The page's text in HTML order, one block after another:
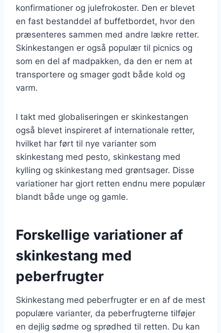
konfirmationer og julefrokoster. Den er blevet
en fast bestanddel af buffetbordet, hvor den
præsenteres sammen med andre lækre retter.
Skinkestangen er også populær til picnics og
som en del af madpakken, da den er nem at
transportere og smager godt både kold og
varm.
I takt med globaliseringen er skinkestangen
også blevet inspireret af internationale retter,
hvilket har ført til nye varianter som
skinkestang med pesto, skinkestang med
kylling og skinkestang med grøntsager. Disse
variationer har gjort retten endnu mere populær
blandt både unge og gamle.
Forskellige variationer af
skinkestang med
peberfrugter
Skinkestang med peberfrugter er en af de mest
populære varianter, da peberfrugterne tilføjer
en dejlig sødme og sprødhed til retten. Du kan